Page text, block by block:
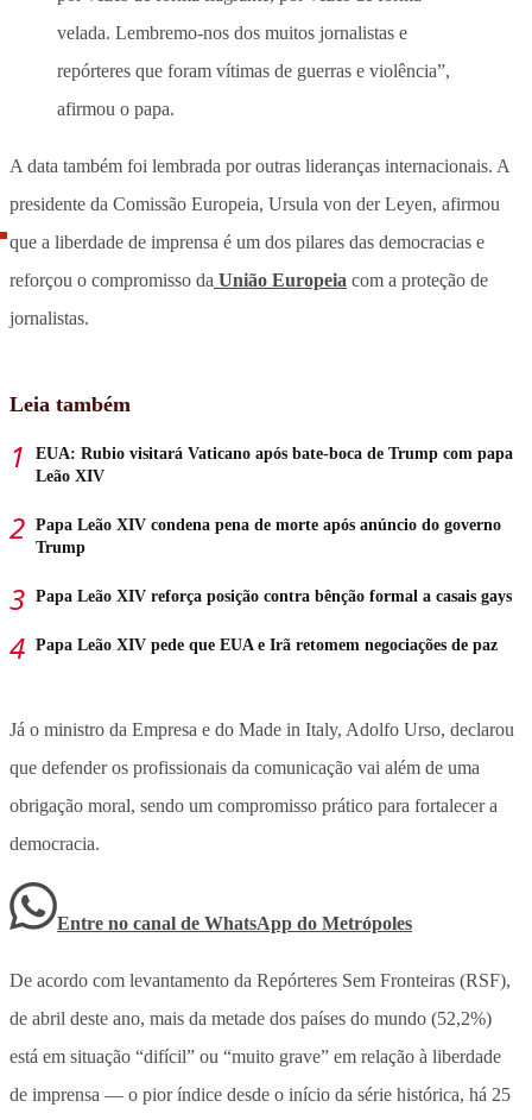
velada. Lembremo-nos dos muitos jornalistas e
repórteres que foram vítimas de guerras e violência”,
afirmou o papa.
A data também foi lembrada por outras lideranças internacionais. A
presidente da Comissão Europeia, Ursula von der Leyen, afirmou
que a liberdade de imprensa é um dos pilares das democracias e
reforçou o compromisso da União Europeia com a proteção de
jornalistas.
Leia também
EUA: Rubio visitará Vaticano após bate-boca de Trump com papa
Leão XIV
Papa Leão XIV condena pena de morte após anúncio do governo
Trump
Papa Leão XIV reforça posição contra bênção formal a casais gays
Papa Leão XIV pede que EUA e Irã retomem negociações de paz
Já o ministro da Empresa e do Made in Italy, Adolfo Urso, declarou
que defender os profissionais da comunicação vai além de uma
obrigação moral, sendo um compromisso prático para fortalecer a
democracia.
Entre no canal de WhatsApp do Metrópoles
De acordo com levantamento da Repórteres Sem Fronteiras (RSF),
de abril deste ano, mais da metade dos países do mundo (52,2%)
está em situação “difícil” ou “muito grave” em relação à liberdade
de imprensa — o pior índice desde o início da série histórica, há 25